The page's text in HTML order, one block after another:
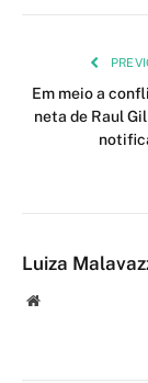
Em meio a
neta de Raul
Luiza
Website